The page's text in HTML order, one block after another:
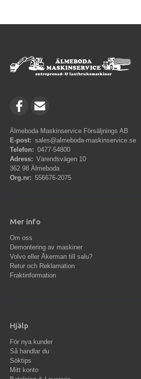
Älmeboda Maskinservice Försäljnings AB
E-post: sales@almeboda-maskinservice.se
Telefon: 0477-54800
Adress: Värendsvägen 10
362 98 Älmeboda
Org.nr: 556676-2075
Mer info
Om oss
Demontering av maskiner
Volvo eller Åkerman till salu?
Retur och Reklamation
Fraktinformation
Hjälp
För nya kunder
Så handlar du
Söktips
Mitt konto